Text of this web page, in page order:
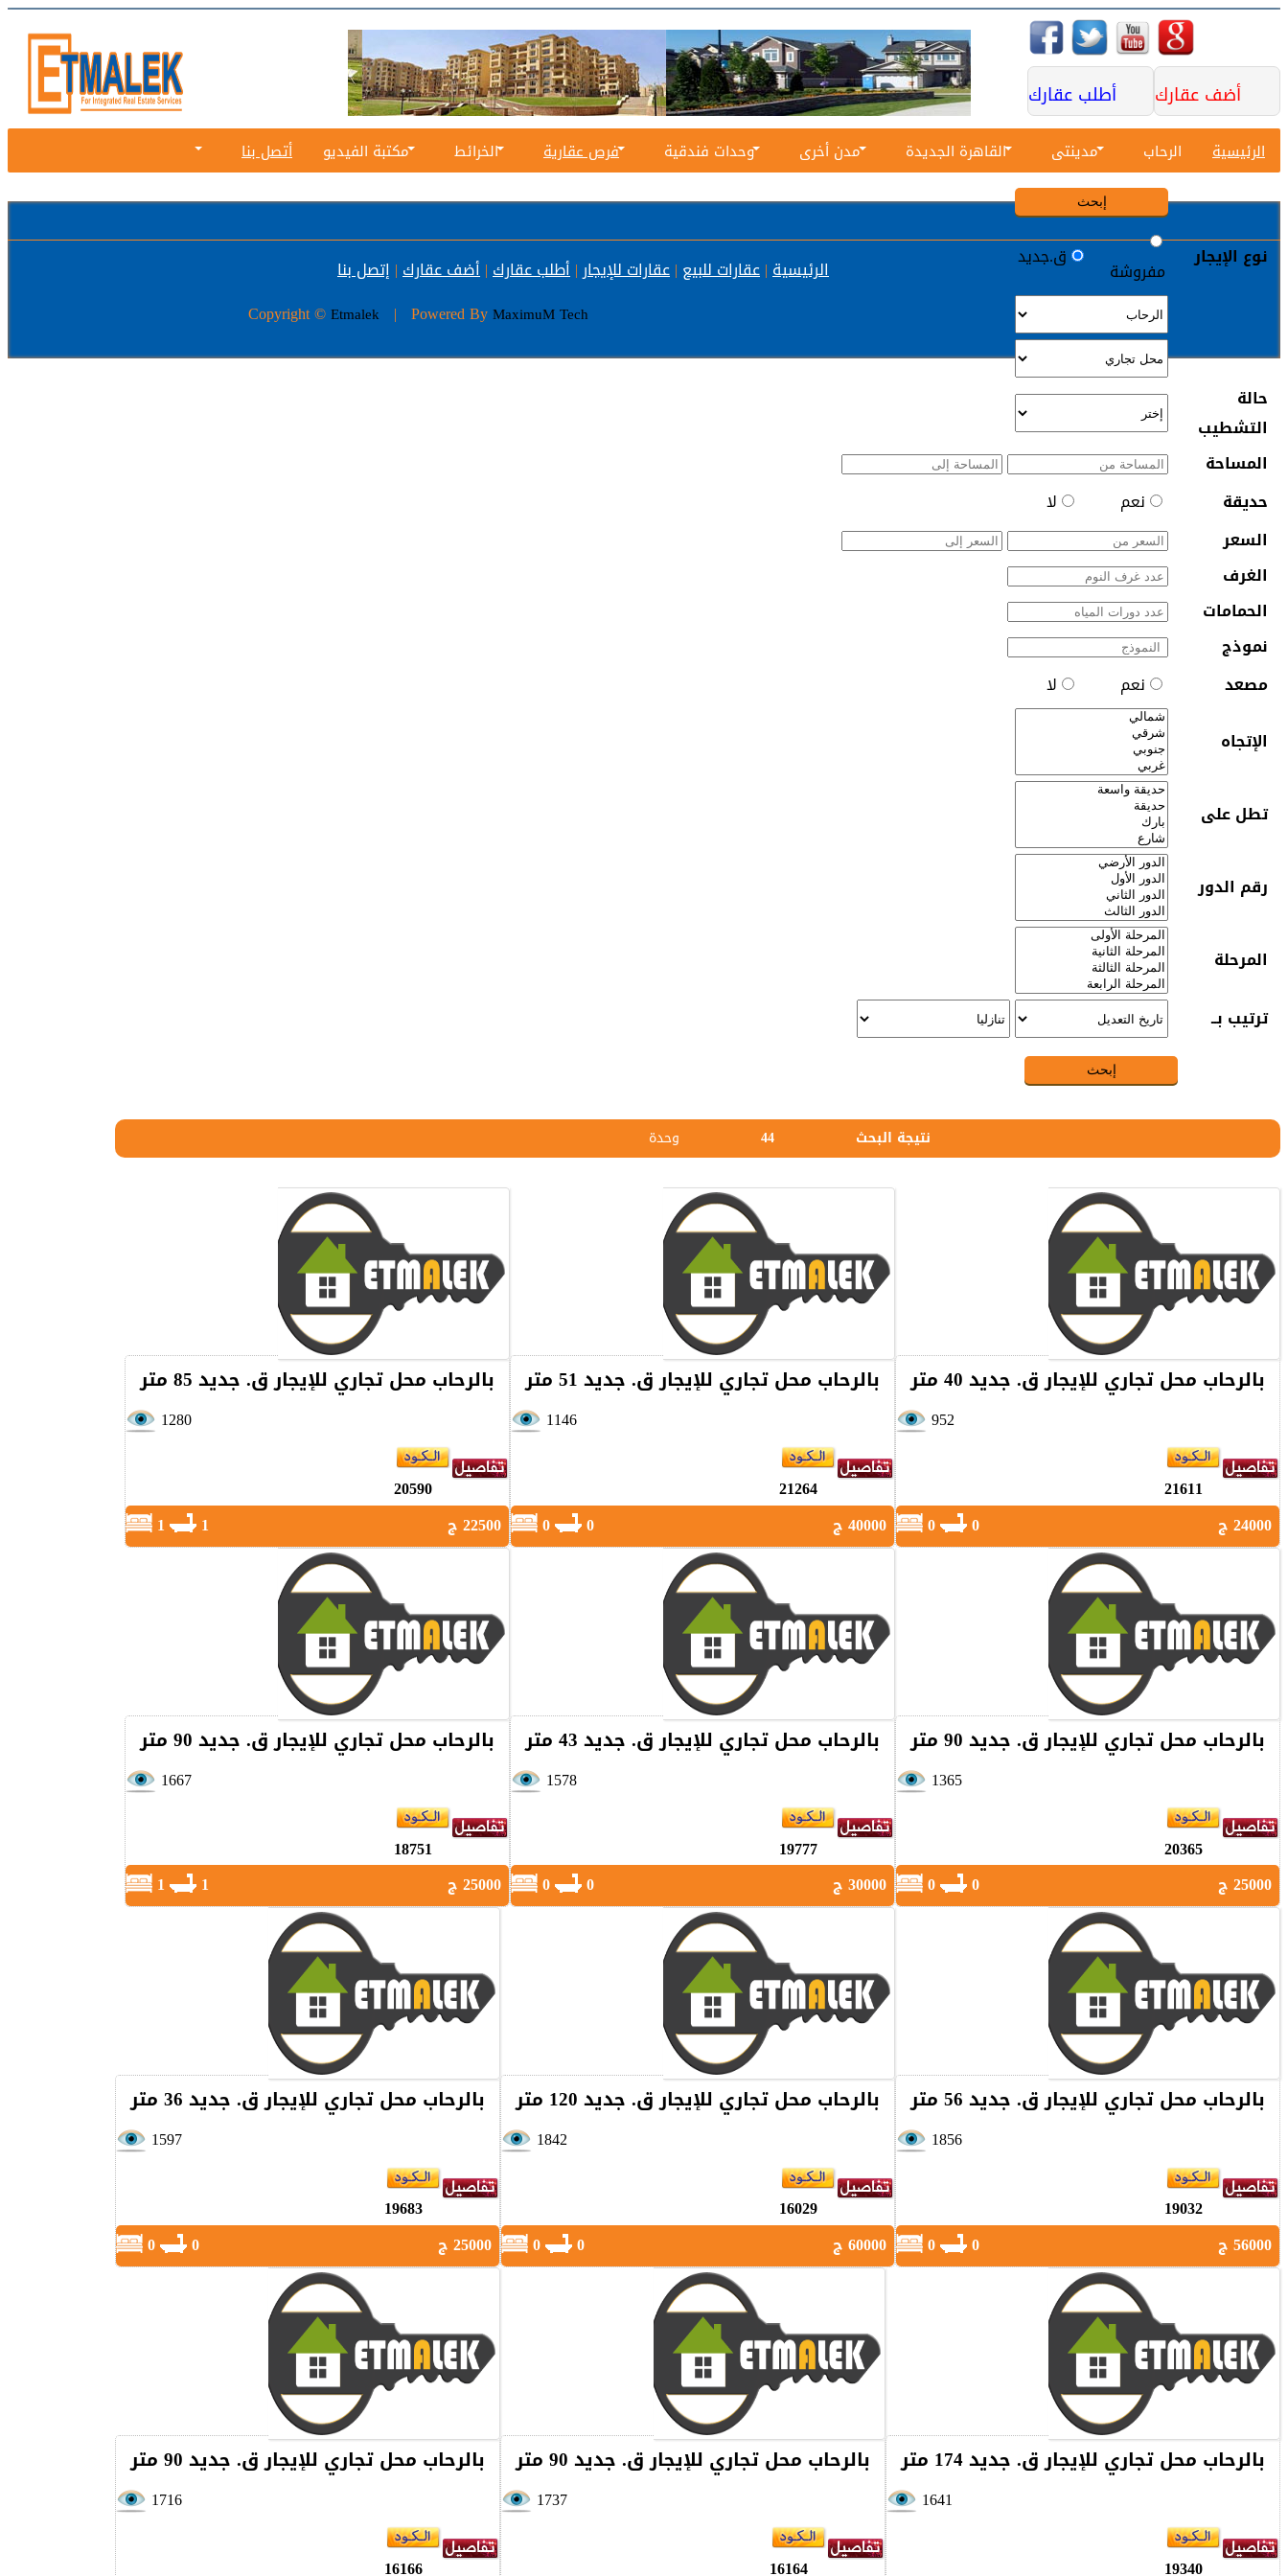
أضف عقارك أطلب عقارك
الرئيسية الرحاب مدينتى القاهرة الجديدة مدن أخرى وحدات فندقية فرص عقارية الخرائط مكتبة الفيديو أتصل بنا
نوع الإيجار
مفروشة
ق.جديد
حالة
التشطيب
المساحة
حديقة
نعم
لا
السعر
الغرف
الحمامات
نموذج
مصعد
نعم
لا
الإتجاه
تطل على
رقم الدور
المرحلة
ترتيب بــ
نتيجة البحث 44 وحدة
بالرحاب محل تجاري للإيجار ق. جديد 40 متر
952
21611
24000 ج
0
بالرحاب محل تجاري للإيجار ق. جديد 51 متر
1146
21264
40000 ج
0
بالرحاب محل تجاري للإيجار ق. جديد 85 متر
1280
20590
22500 ج
1
بالرحاب محل تجاري للإيجار ق. جديد 90 متر
1365
20365
25000 ج
0
بالرحاب محل تجاري للإيجار ق. جديد 43 متر
1578
19777
30000 ج
0
بالرحاب محل تجاري للإيجار ق. جديد 90 متر
1667
18751
25000 ج
1
بالرحاب محل تجاري للإيجار ق. جديد 56 متر
1856
19032
56000 ج
0
بالرحاب محل تجاري للإيجار ق. جديد 120 متر
1842
16029
60000 ج
0
بالرحاب محل تجاري للإيجار ق. جديد 36 متر
1597
19683
25000 ج
0
بالرحاب محل تجاري للإيجار ق. جديد 174 متر
1641
19340
بالرحاب محل تجاري للإيجار ق. جديد 90 متر
1737
16164
بالرحاب محل تجاري للإيجار ق. جديد 90 متر
1716
16166
الرئيسية|عقارات للبيع |عقارات للإيجار|أطلب عقارك|أضف عقارك| إتصل بنا
Copyright ©Etmalek | Powered ByMaximuM Tech